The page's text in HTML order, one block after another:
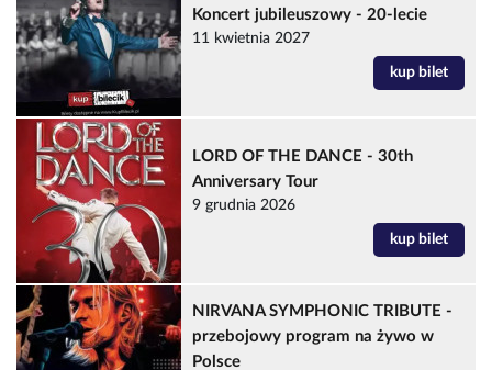
Koncert jubileuszowy - 20-lecie
11 kwietnia 2027
kup bilet
LORD OF THE DANCE - 30th
Anniversary Tour
9 grudnia 2026
kup bilet
NIRVANA SYMPHONIC TRIBUTE -
przebojowy program na żywo w
Polsce